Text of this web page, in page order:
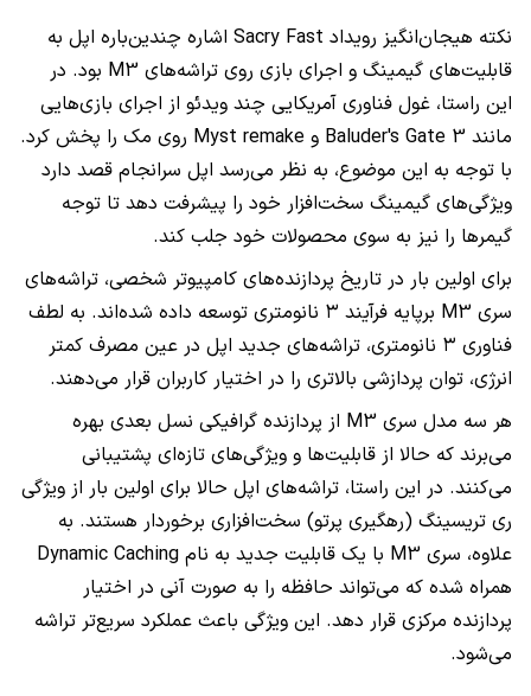
نکته هیجان‌انگیز رویداد Sacry Fast اشاره چندین‌باره اپل به
قابلیت‌های گیمینگ و اجرای بازی روی تراشه‌های M3 بود. در
این راستا، غول فناوری آمریکایی چند ویدئو از اجرای بازی‌هایی
مانند Baluder's Gate 3 و Myst remake روی مک را پخش کرد.
با توجه به این موضوع، به نظر می‌رسد اپل سرانجام قصد دارد
ویژگی‌های گیمینگ سخت‌افزار خود را پیشرفت دهد تا توجه
گیمرها را نیز به سوی محصولات خود جلب کند.
برای اولین بار در تاریخ پردازنده‌های کامپیوتر شخصی، تراشه‌های
سری M3 برپایه فرآیند ۳ نانومتری توسعه داده شده‌اند. به لطف
فناوری ۳ نانومتری، تراشه‌های جدید اپل در عین مصرف کمتر
انرژی، توان پردازشی بالاتری را در اختیار کاربران قرار می‌دهند.
هر سه مدل سری M3 از پردازنده گرافیکی نسل بعدی بهره
می‌برند که حالا از قابلیت‌ها و ویژگی‌های تازه‌ای پشتیبانی
می‌کنند. در این راستا، تراشه‌های اپل حالا برای اولین بار از ویژگی
ری تریسینگ (رهگیری پرتو) سخت‌افزاری برخوردار هستند. به
علاوه، سری M3 با یک قابلیت جدید به نام Dynamic Caching
همراه شده که می‌تواند حافظه را به صورت آنی در اختیار
پردازنده مرکزی قرار دهد. این ویژگی باعث عملکرد سریع‌تر تراشه
می‌شود.